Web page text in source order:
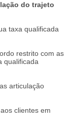
do trajeto
taxa qualificada
restrito com as
qualificada
articulação
clientes em